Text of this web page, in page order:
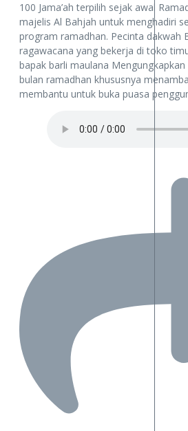
100 Jama’ah terpilih sejak awal
majelis Al Bahjah untuk menghadiri
program ramadhan. Pecinta dakwah
ragawacana yang bekerja di toko
bapak barli maulana
bulan ramadhan khususnya
membantu untuk buka puasa